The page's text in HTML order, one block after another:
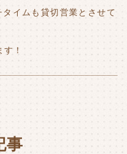
イムも貸切営業とさせて
！
事